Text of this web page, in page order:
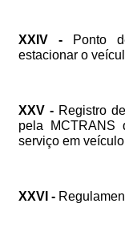
XXIV - Ponto
estacionar o
XXV - Registro de
pela
MCTRANS
serviço em veículo
XXVI -